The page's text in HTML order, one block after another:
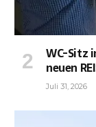
WC-Sitz
neuen
Juli 31, 2026